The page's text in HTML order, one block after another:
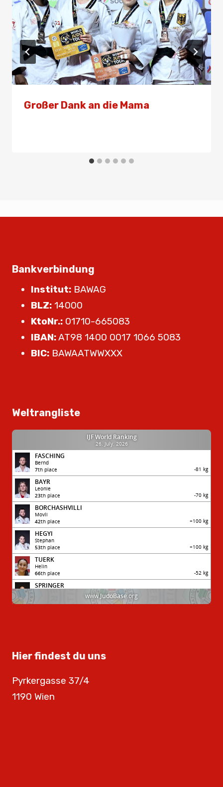
Großer Dank an die Mama
Bankverbindung
Institut: BAWAG
BLZ: 14000
KtoNr.: 01710-665083
IBAN:AT98 1400 0017 1066 5083
BIC: BAWAATWWXXX
Weltrangliste
Hier findest du uns
Pyrkergasse 37/4
1190 Wien